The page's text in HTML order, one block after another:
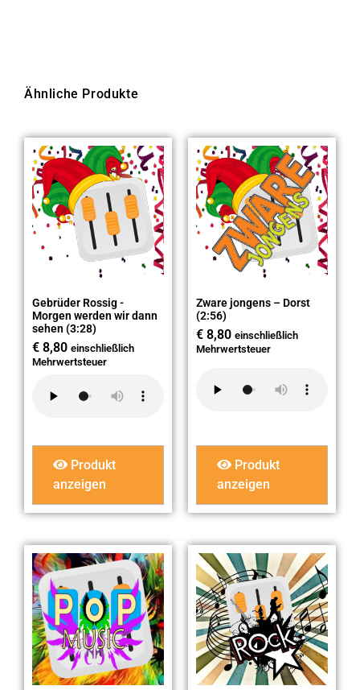
Ähnliche Produkte
Gebrüder Rossig -
Morgen werden wir dann
sehen (3:28)
€ 8,80 einschließlich
Mehrwertsteuer
Produkt
anzeigen
Zware jongens – Dorst
(2:56)
€ 8,80 einschließlich
Mehrwertsteuer
Produkt
anzeigen